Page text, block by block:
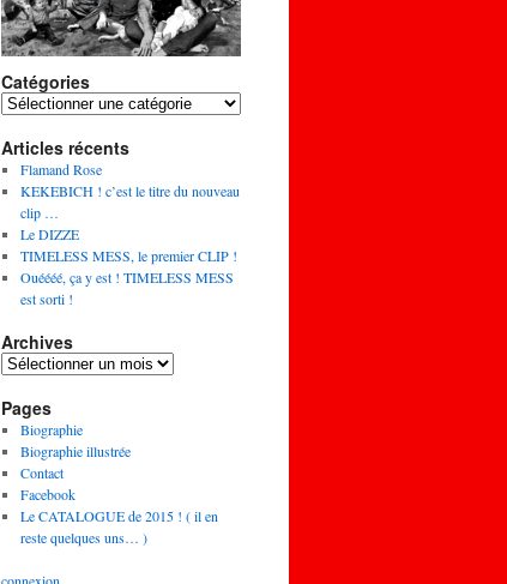
Catégories
Articles récents
Flamand Rose
KEKEBICH ! c’est le titre du nouveau
clip …
Le DIZZE
TIMELESS MESS, le premier CLIP !
Ouéééé, ça y est ! TIMELESS MESS
est sorti !
Archives
Pages
Biographie
Biographie illustrée
Contact
Facebook
Le CATALOGUE de 2015 ! ( il en
reste quelques uns… )